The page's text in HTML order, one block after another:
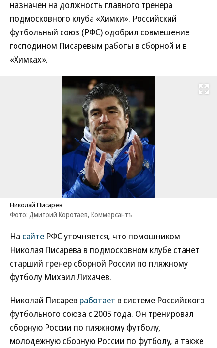
назначен на должность главного тренера
подмосковного клуба «Химки». Российский
футбольный союз (РФС) одобрил совмещение
господином Писаревым работы в сборной и в
«Химках».
Развернуть
Николай Писарев
Фото: Дмитрий Коротаев, Коммерсантъ
На сайте РФС уточняется, что помощником
Николая Писарева в подмосковном клубе станет
старший тренер сборной России по пляжному
футболу Михаил Лихачев.
Николай Писарев работает в системе Российского
футбольного союза с 2005 года. Он тренировал
сборную России по пляжному футболу,
молодежную сборную России по футболу, а также